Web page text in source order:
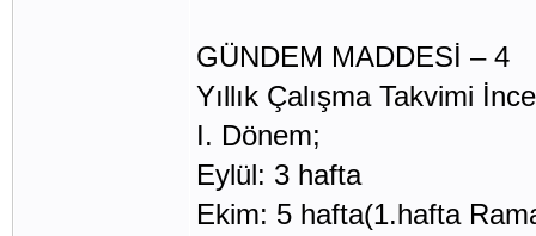
GÜNDEM MADDESİ – 4
Yıllık Çalışma Takvimi
I.
Eylül: 3
Ekim: 5